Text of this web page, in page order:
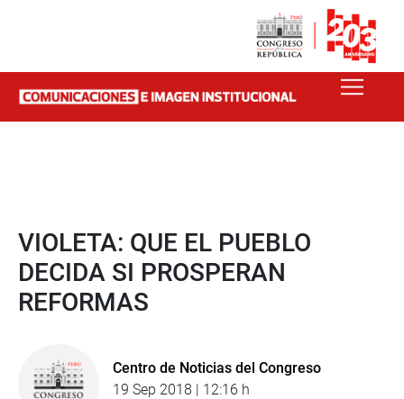
VIOLETA: QUE EL PUEBLO
DECIDA SI PROSPERAN
REFORMAS
Centro de Noticias del Congreso
19 Sep 2018 | 12:16 h